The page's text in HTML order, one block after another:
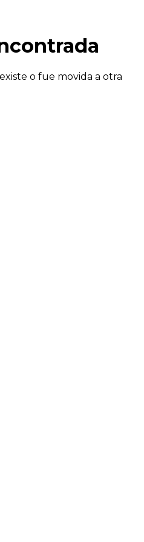
o fue movida a otra